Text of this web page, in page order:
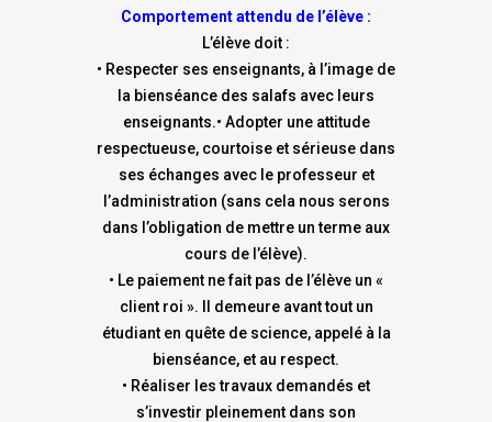
Comportement attendu de l’élève :
L’élève doit :
• Respecter ses enseignants, à l’image de
la bienséance des salafs avec leurs
enseignants.• Adopter une attitude
respectueuse, courtoise et sérieuse dans
ses échanges avec le professeur et
l’administration (sans cela nous serons
dans l’obligation de mettre un terme aux
cours de l’élève).
• Le paiement ne fait pas de l’élève un «
client roi ». Il demeure avant tout un
étudiant en quête de science, appelé à la
bienséance, et au respect.
• Réaliser les travaux demandés et
s’investir pleinement dans son